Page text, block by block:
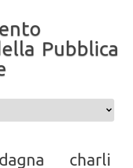
Pubblica
charli